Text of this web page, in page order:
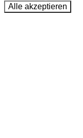
Alle akzeptieren